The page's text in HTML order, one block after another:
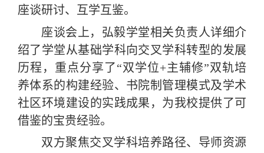
座谈研讨、互学互鉴。
座谈会上，弘毅学堂相关负责人详细介
绍了学堂从基础学科向交叉学科转型的发展
历程，重点分享了“双学位+主辅修”双轨培
养体系的构建经验、书院制管理模式及学术
社区环境建设的实践成果，为我校提供了可
借鉴的宝贵经验。
双方聚焦交叉学科培养路径、导师资源